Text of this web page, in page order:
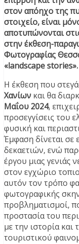
στον απόηχο της
στοιχείο, είναι
αποτυπώνονται
στην έκθεση-
Φωτογραφίας
«landscape stories».
Η έκθεση που
Χανίων και θα
Μαΐου 2024,
προσεγγίσεις του
φυσική και
Έμφαση δίνεται σε
δεκαετιών, ενώ
έργου μιας γενιάς
στον εγχώριο
αυτόν τον τρόπο
φωτογραφικής
προβληματισμοί,
προστασία του
με την ιστορία
τουριστικού